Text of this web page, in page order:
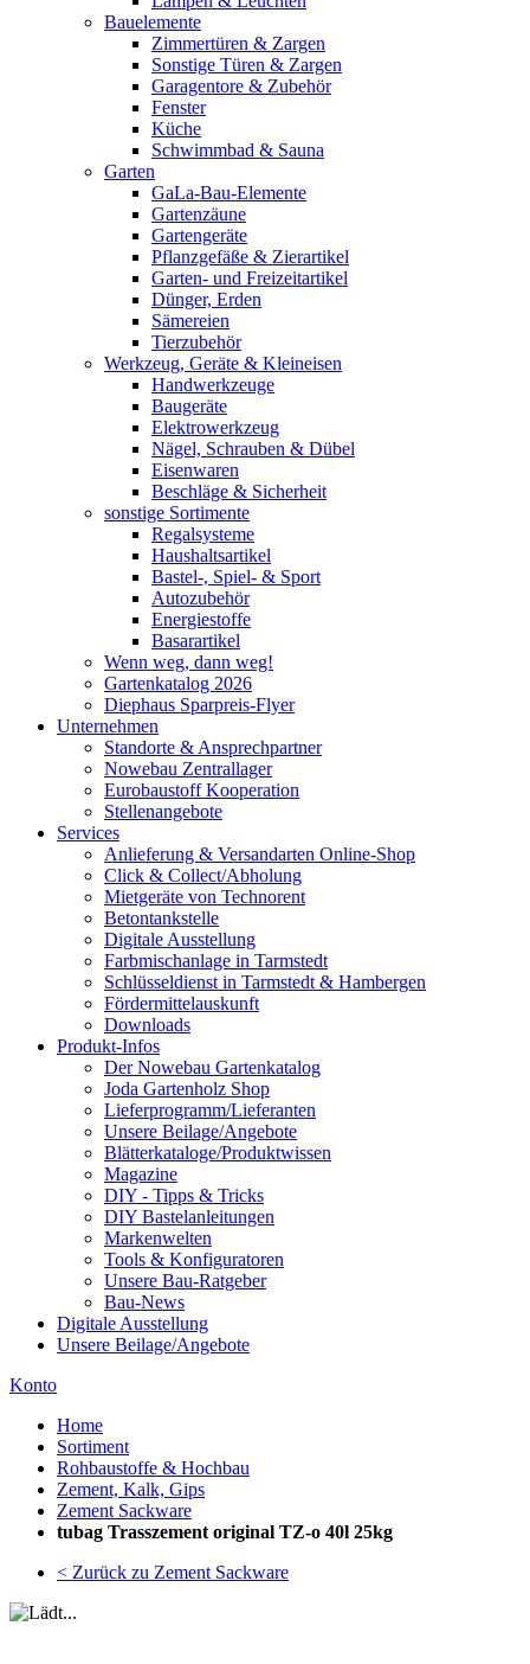
Bauelemente
Zimmertüren & Zargen
Sonstige Türen & Zargen
Garagentore & Zubehör
Fenster
Küche
Schwimmbad & Sauna
Garten
GaLa-Bau-Elemente
Gartenzäune
Gartengeräte
Pflanzgefäße & Zierartikel
Garten- und Freizeitartikel
Dünger, Erden
Sämereien
Tierzubehör
Werkzeug, Geräte & Kleineisen
Handwerkzeuge
Baugeräte
Elektrowerkzeug
Nägel, Schrauben & Dübel
Eisenwaren
Beschläge & Sicherheit
sonstige Sortimente
Regalsysteme
Haushaltsartikel
Bastel-, Spiel- & Sport
Autozubehör
Energiestoffe
Basarartikel
Wenn weg, dann weg!
Gartenkatalog 2026
Diephaus Sparpreis-Flyer
Unternehmen
Standorte & Ansprechpartner
Nowebau Zentrallager
Eurobaustoff Kooperation
Stellenangebote
Services
Anlieferung & Versandarten Online-Shop
Click & Collect/Abholung
Mietgeräte von Technorent
Betontankstelle
Digitale Ausstellung
Farbmischanlage in Tarmstedt
Schlüsseldienst in Tarmstedt & Hambergen
Fördermittelauskunft
Downloads
Produkt-Infos
Der Nowebau Gartenkatalog
Joda Gartenholz Shop
Lieferprogramm/Lieferanten
Unsere Beilage/Angebote
Blätterkataloge/Produktwissen
Magazine
DIY - Tipps & Tricks
DIY Bastelanleitungen
Markenwelten
Tools & Konfiguratoren
Unsere Bau-Ratgeber
Bau-News
Digitale Ausstellung
Unsere Beilage/Angebote
Konto
Home
Sortiment
Rohbaustoffe & Hochbau
Zement, Kalk, Gips
Zement Sackware
tubag Trasszement original TZ-o 40l 25kg
< Zurück zu Zement Sackware